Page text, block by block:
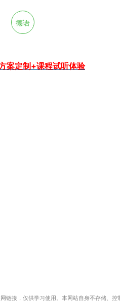
德语
案定制+课程试听体验
链接，仅供学习使用。本网站自身不存储、